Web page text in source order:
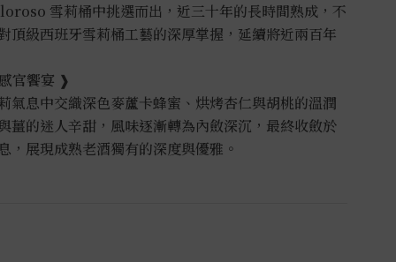
雪莉桶中挑選而出，近三十年的長時間熟成，不
頂級西班牙雪莉桶工藝的深厚掌握，延續將近兩百年
官饗宴 ❱
氣息中交織深色麥蘆卡蜂蜜、烘烤杏仁與胡桃的溫潤
薑的迷人辛甜，風味逐漸轉為內斂深沉，最終收斂於
，展現成熟老酒獨有的深度與優雅。